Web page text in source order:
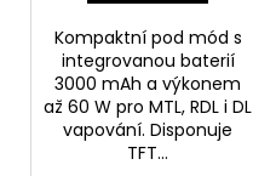
Kompaktní pod mód s
integrovanou baterií
3000 mAh a výkonem
až 60 W pro MTL, RDL i DL
vapování. Disponuje
TFT...